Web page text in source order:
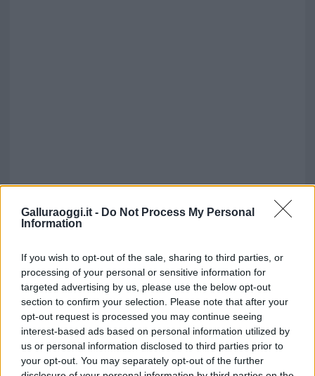
Galluraoggi.it - Do Not Process My Personal
Information
If you wish to opt-out of the sale, sharing to third parties, or
processing of your personal or sensitive information for
targeted advertising by us, please use the below opt-out
section to confirm your selection. Please note that after your
opt-out request is processed you may continue seeing
interest-based ads based on personal information utilized by
us or personal information disclosed to third parties prior to
your opt-out. You may separately opt-out of the further